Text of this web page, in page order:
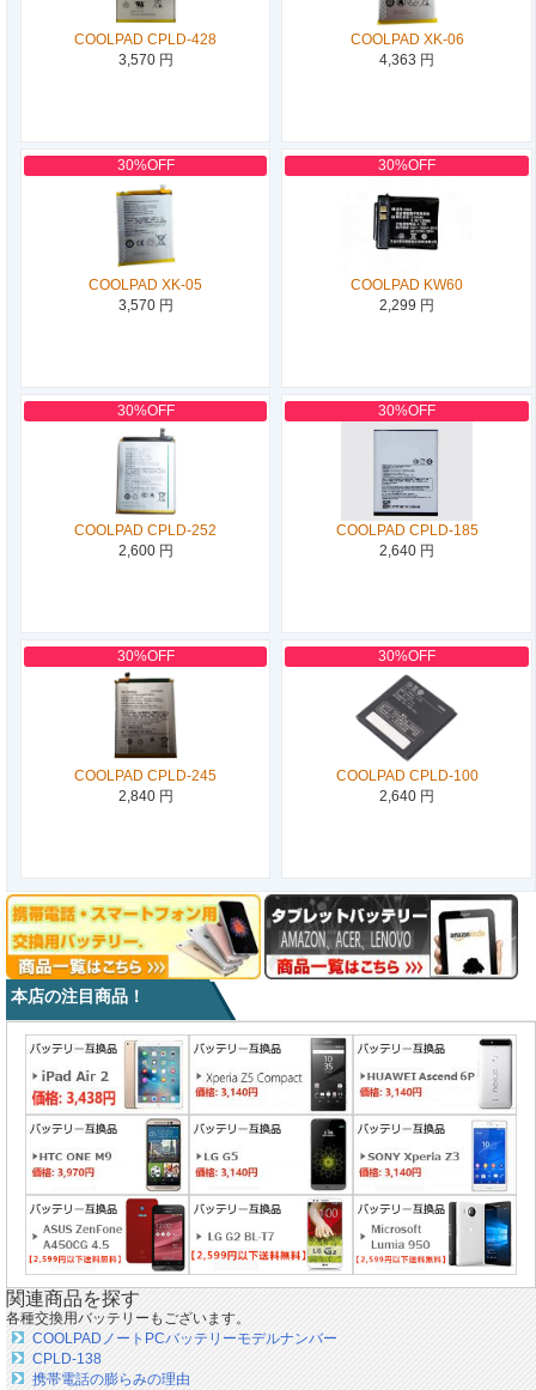
COOLPAD CPLD-428
3,570 円
COOLPAD XK-06
4,363 円
30%OFF
COOLPAD XK-05
3,570 円
30%OFF
COOLPAD KW60
2,299 円
30%OFF
COOLPAD CPLD-252
2,600 円
30%OFF
COOLPAD CPLD-185
2,640 円
30%OFF
COOLPAD CPLD-245
2,840 円
30%OFF
COOLPAD CPLD-100
2,640 円
本店の注目商品！
関連商品を探す
各種交換用バッテリーもございます。
COOLPADノートPCバッテリーモデルナンバー
CPLD-138
携帯電話の膨らみの理由